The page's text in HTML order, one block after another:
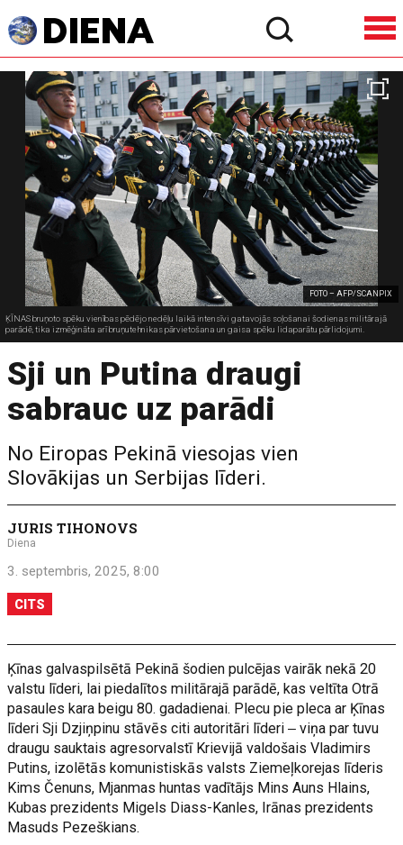
FOTO – AFP/SCANPIX
ĶĪNAS bruņoto spēku vienības pēdējo nedēļu laikā intensīvi gatavojās soļošanai šodienas militārajā
parādē, tika izmēģināta arī bruņutehnikas pārvietošana un gaisa spēku lidaparātu pārlidojumi.
Sji un Putina draugi
sabrauc uz parādi
No Eiropas Pekinā viesojas vien
Slovākijas un Serbijas līderi.
JURIS TIHONOVS
Diena
3. septembris, 2025, 8:00
CITS
Ķīnas galvaspilsētā Pekinā šodien pulcējas vairāk nekā 20
valstu līderi, lai piedalītos militārajā parādē, kas veltīta Otrā
pasaules kara beigu 80. gadadienai. Plecu pie pleca ar Ķīnas
līderi Sji Dzjiņpinu stāvēs citi autoritāri līderi ‒ viņa par tuvu
draugu sauktais agresorvalstī Krievijā valdošais Vladimirs
Putins, izolētās komunistiskās valsts Ziemeļkorejas līderis
Kims Čenuns, Mjanmas huntas vadītājs Mins Auns Hlains,
Kubas prezidents Migels Diass-Kanles, Irānas prezidents
Masuds Pezeškians.